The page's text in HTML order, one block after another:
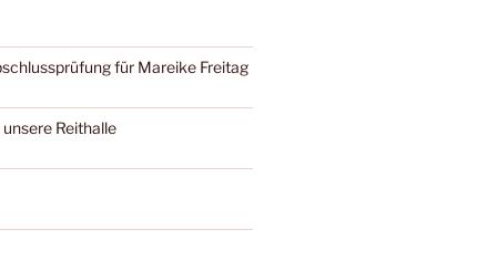
für Mareike Freitag
Reithalle